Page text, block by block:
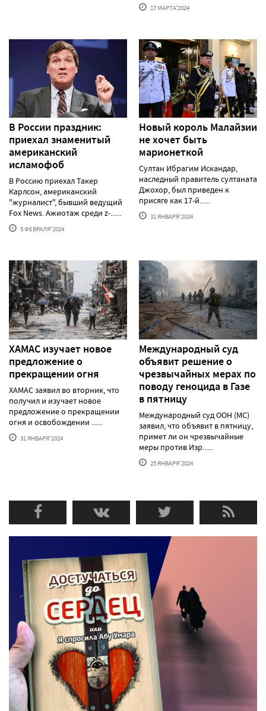
17 МАРТА'2024
В России праздник:
приехал знаменитый
американский
исламофоб
В Россию приехал Такер
Карлсон, американский
"журналист", бывший ведущий
Fox News. Ажиотаж среди z-......
5 ФЕВРАЛЯ'2024
Новый король Малайзии
не хочет быть
марионеткой
Султан Ибрагим Искандар,
наследный правитель султаната
Джохор, был приведен к
присяге как 17-й......
31 ЯНВАРЯ'2024
ХАМАС изучает новое
предложение о
прекращении огня
ХАМАС заявил во вторник, что
получил и изучает новое
предложение о прекращении
огня и освобождении ......
31 ЯНВАРЯ'2024
Международный суд
объявит решение о
чрезвычайных мерах по
поводу геноцида в Газе
в пятницу
Международный суд ООН (МС)
заявил, что объявит в пятницу,
примет ли он чрезвычайные
меры против Изр......
25 ЯНВАРЯ'2024